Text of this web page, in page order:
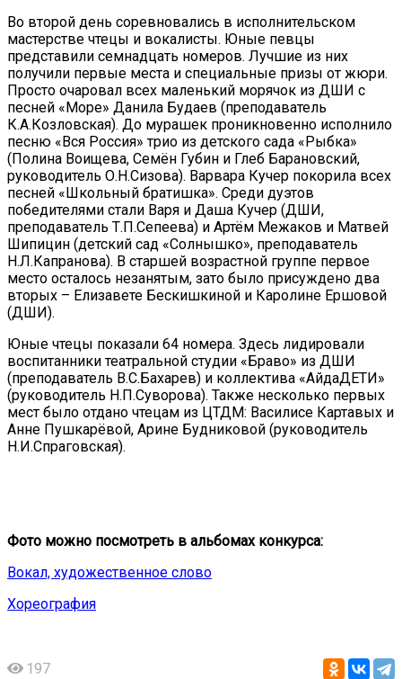
Во второй день соревновались в исполнительском
мастерстве чтецы и вокалисты. Юные певцы
представили семнадцать номеров. Лучшие из них
получили первые места и специальные призы от жюри.
Просто очаровал всех маленький морячок из ДШИ с
песней «Море» Данила Будаев (преподаватель
К.А.Козловская). До мурашек проникновенно исполнило
песню «Вся Россия» трио из детского сада «Рыбка»
(Полина Воищева, Семён Губин и Глеб Барановский,
руководитель О.Н.Сизова). Варвара Кучер покорила всех
песней «Школьный братишка». Среди дуэтов
победителями стали Варя и Даша Кучер (ДШИ,
преподаватель Т.П.Сепеева) и Артём Межаков и Матвей
Шипицин (детский сад «Солнышко», преподаватель
Н.Л.Капранова). В старшей возрастной группе первое
место осталось незанятым, зато было присуждено два
вторых – Елизавете Бескишкиной и Каролине Ершовой
(ДШИ).
Юные чтецы показали 64 номера. Здесь лидировали
воспитанники театральной студии «Браво» из ДШИ
(преподаватель В.С.Бахарев) и коллектива «АйдаДЕТИ»
(руководитель Н.П.Суворова). Также несколько первых
мест было отдано чтецам из ЦТДМ: Василисе Картавых и
Анне Пушкарёвой, Арине Будниковой (руководитель
Н.И.Спраговская).
Фото можно посмотреть в альбомах конкурса:
Вокал, художественное слово
Хореография
197